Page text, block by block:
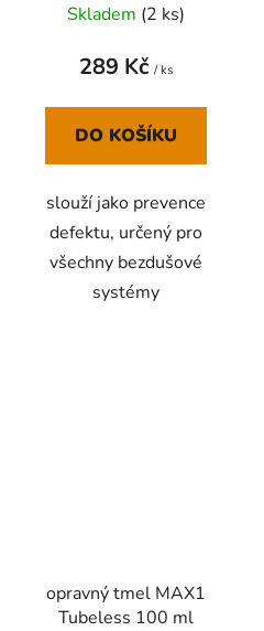
Skladem (2 ks)
289 Kč / ks
DO KOŠÍKU
slouží jako prevence
defektu, určený pro
všechny bezdušové
systémy
opravný tmel MAX1
Tubeless 100 ml